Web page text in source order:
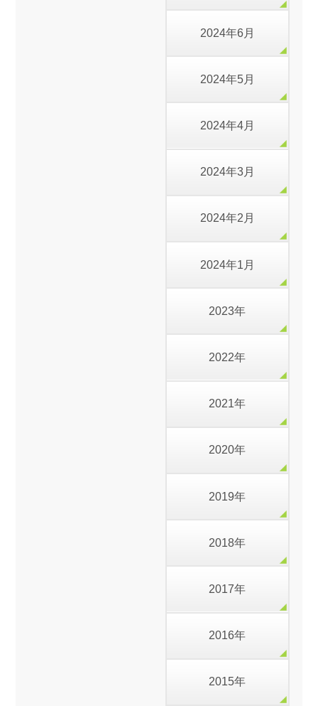
2024年6月
2024年5月
2024年4月
2024年3月
2024年2月
2024年1月
2023年
2022年
2021年
2020年
2019年
2018年
2017年
2016年
2015年